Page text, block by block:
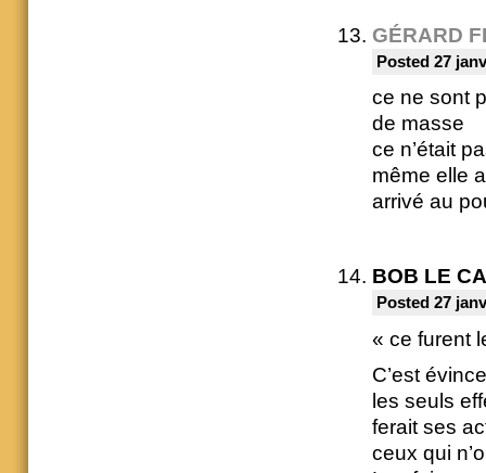
GÉRARD
Posted 27
ce ne sont
de masse
ce n’était
même elle
arrivé au
BOB LE
Posted 27
« ce furent
C’est
les seuls
ferait ses
ceux qui